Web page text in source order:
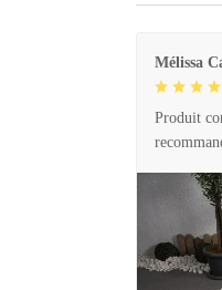
Mélissa
Produit